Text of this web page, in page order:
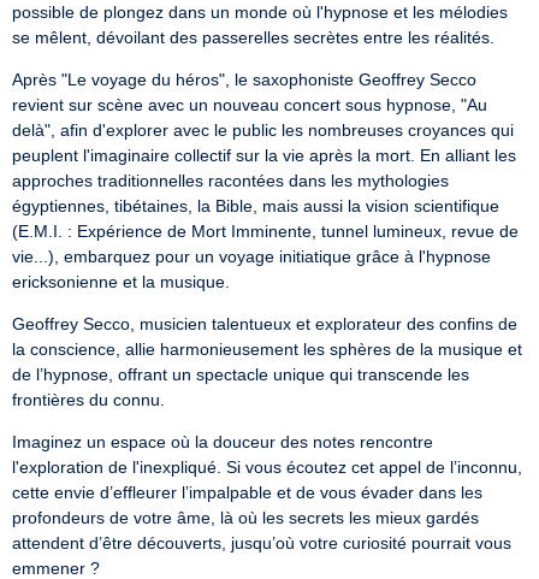
possible de plongez dans un monde où l'hypnose et les mélodies
se mêlent, dévoilant des passerelles secrètes entre les réalités.
Après "Le voyage du héros", le saxophoniste Geoffrey Secco
revient sur scène avec un nouveau concert sous hypnose, "Au
delà", afin d'explorer avec le public les nombreuses croyances qui
peuplent l'imaginaire collectif sur la vie après la mort. En alliant les
approches traditionnelles racontées dans les mythologies
égyptiennes, tibétaines, la Bible, mais aussi la vision scientifique
(E.M.I. : Expérience de Mort Imminente, tunnel lumineux, revue de
vie...), embarquez pour un voyage initiatique grâce à l'hypnose
ericksonienne et la musique.
Geoffrey Secco, musicien talentueux et explorateur des confins de
la conscience, allie harmonieusement les sphères de la musique et
de l’hypnose, offrant un spectacle unique qui transcende les
frontières du connu.
Imaginez un espace où la douceur des notes rencontre
l'exploration de l'inexpliqué. Si vous écoutez cet appel de l’inconnu,
cette envie d’effleurer l’impalpable et de vous évader dans les
profondeurs de votre âme, là où les secrets les mieux gardés
attendent d’être découverts, jusqu’où votre curiosité pourrait vous
emmener ?